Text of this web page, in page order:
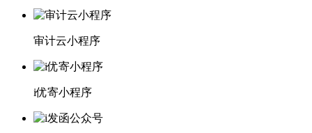
审计云小程序
i优寄小程序